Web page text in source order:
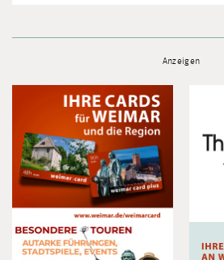
Anzeigen